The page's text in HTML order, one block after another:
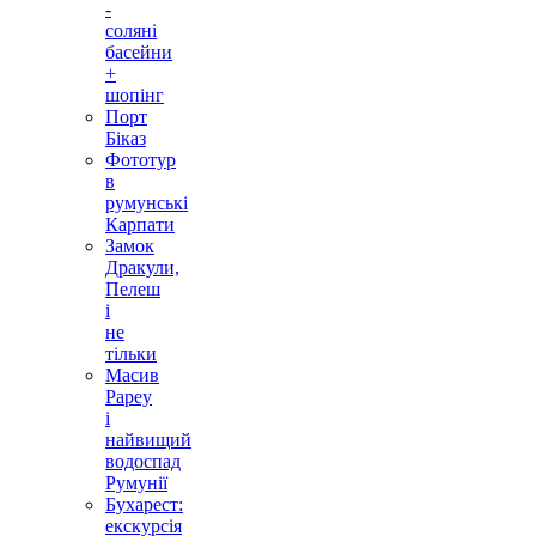
-
соляні
басейни
+
шопінг
Порт
Біказ
Фототур
в
румунські
Карпати
Замок
Дракули,
Пелеш
і
не
тільки
Масив
Рареу
і
найвищий
водоспад
Румунії
Бухарест:
екскурсія